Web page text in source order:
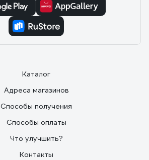
Каталог
Адреса магазинов
Способы получения
Способы оплаты
Что улучшить?
Контакты